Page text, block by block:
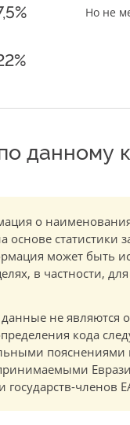
Но не
данному
о
статистики
может быть
в частности,
не являются
кода
пояснениями
членов